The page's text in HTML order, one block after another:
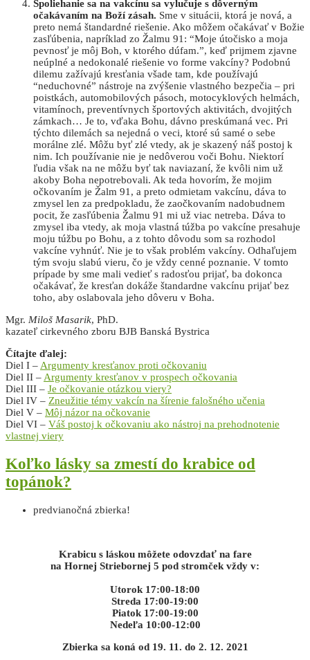
Spoliehanie sa na vakcínu sa vylučuje s dôverným
očakávaním na Boží zásah. Sme v situácii, ktorá je nová, a
preto nemá štandardné riešenie. Ako môžem očakávať v Božie
zasľúbenia, napríklad zo Žalmu 91: “Moje útočisko a moja
pevnosť je môj Boh, v ktorého dúfam.”, keď prijmem zjavne
neúplné a nedokonalé riešenie vo forme vakcíny? Podobnú
dilemu zažívajú kresťania všade tam, kde používajú
“neduchovné” nástroje na zvýšenie vlastného bezpečia – pri
poistkách, automobilových pásoch, motocyklových helmách,
vitamínoch, preventívnych športových aktivitách, dvojitých
zámkach… Je to, vďaka Bohu, dávno preskúmaná vec. Pri
týchto dilemách sa nejedná o veci, ktoré sú samé o sebe
morálne zlé. Môžu byť zlé vtedy, ak je skazený náš postoj k
nim. Ich používanie nie je nedôverou voči Bohu. Niektorí
ľudia však na ne môžu byť tak naviazaní, že kvôli nim už
akoby Boha nepotrebovali. Ak teda hovorím, že mojim
očkovaním je Žalm 91, a preto odmietam vakcínu, dáva to
zmysel len za predpokladu, že zaočkovaním nadobudnem
pocit, že zasľúbenia Žalmu 91 mi už viac netreba. Dáva to
zmysel iba vtedy, ak moja vlastná túžba po vakcíne presahuje
moju túžbu po Bohu, a z tohto dôvodu som sa rozhodol
vakcíne vyhnúť. Nie je to však problém vakcíny. Odhaľujem
tým svoju slabú vieru, čo je vždy cenné poznanie. V tomto
prípade by sme mali vedieť s radosťou prijať, ba dokonca
očakávať, že kresťan dokáže štandardne vakcínu prijať bez
toho, aby oslabovala jeho dôveru v Boha.
Mgr. Miloš Masarik, PhD.
kazateľ cirkevného zboru BJB Banská Bystrica
Čítajte ďalej:
Diel I –Argumenty kresťanov proti očkovaniu
Diel II –Argumenty kresťanov v prospech očkovania
Diel III – Je očkovanie otázkou viery?
Diel IV – Zneužitie témy vakcín na šírenie falošného učenia
Diel V – Môj názor na očkovanie
Diel VI – Váš postoj k očkovaniu ako nástroj na prehodnotenie
vlastnej viery
Koľko lásky sa zmestí do krabice od
topánok?
predvianočná zbierka!
Krabicu s láskou môžete odovzdať na fare
na Hornej Striebornej 5 pod stromček vždy v:
Utorok 17:00-18:00
Streda 17:00-19:00
Piatok 17:00-19:00
Nedeľa 10:00-12:00
Zbierka sa koná od 19. 11. do 2. 12. 2021